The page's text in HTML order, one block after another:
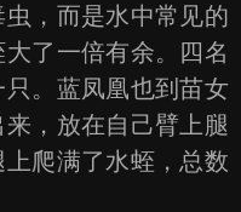
，而是水中常见的
了一倍有余。四名
。蓝凤凰也到苗女
，放在自己臂上腿
上爬满了水蛭，总数